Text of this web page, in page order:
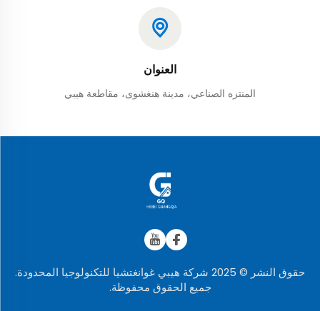
العنوان
المنتزه الصناعي، مدينة هنغشوى، مقاطعة هيبي
حقوق النشر © 2025 شركة هيبي غوانغتشيا للتكنولوجيا المحدودة.
جميع الحقوق محفوظة.